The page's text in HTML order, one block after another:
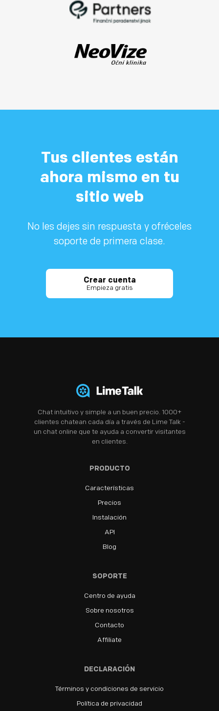
Tus clientes están
ahora mismo en tu
sitio web
No les dejes sin respuesta y ofréceles
soporte de primera clase.
Crear cuenta
Empieza gratis
Chat intuitivo y simple a un buen precio. 1000+
clientes chatean cada día a través de Lime Talk -
un chat online que te ayuda a convertir visitantes
en clientes.
PRODUCTO
Características
Precios
Instalación
API
Blog
SOPORTE
Centro de ayuda
Sobre nosotros
Contacto
Affiliate
DECLARACIÓN
Términos y condiciones de servicio
Política de privacidad